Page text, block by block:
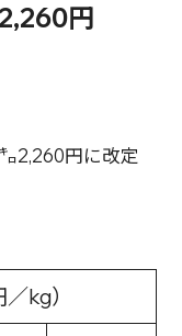
円
2,260円に改定
kg）